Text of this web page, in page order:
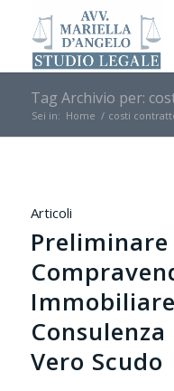
Tag Archivio per:
Sei in: Home / costi
Articoli
Preliminare
Vero Scudo